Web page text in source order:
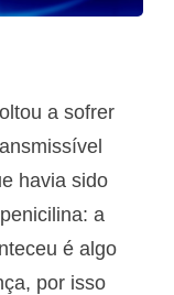
a sofrer
havia sido
a
é algo
por isso